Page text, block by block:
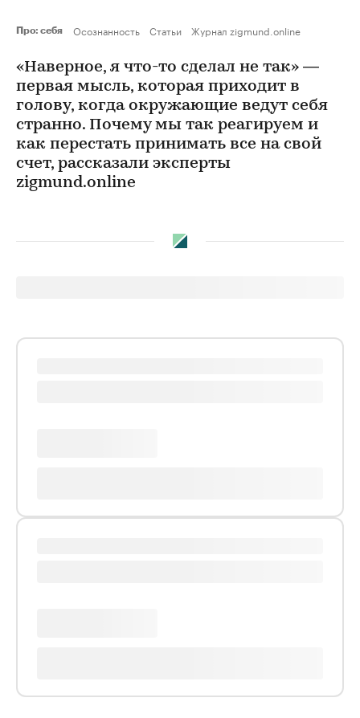
Про: себя Осознанность Статьи Журнал zigmund.online
«Наверное, я что-то сделал не так» —
первая мысль, которая приходит в
голову, когда окружающие ведут себя
странно. Почему мы так реагируем и
как перестать принимать все на свой
счет, рассказали эксперты
zigmund.online